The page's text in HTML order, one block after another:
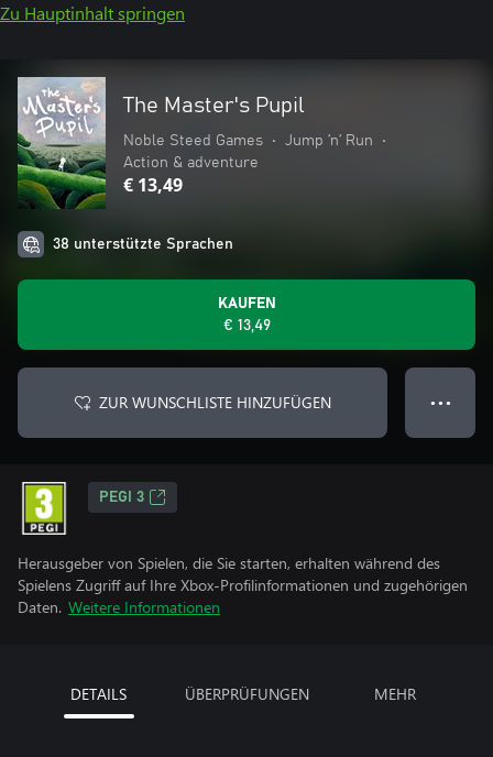
Zu Hauptinhalt springen
The Master's Pupil
Noble Steed Games • Jump ’n’ Run
•
Action & adventure
€ 13,49
38 unterstützte Sprachen
KAUFEN
€ 13,49
ZUR WUNSCHLISTE HINZUFÜGEN ● ● ●
PEGI 3
Herausgeber von Spielen, die Sie starten, erhalten während des
Spielens Zugriff auf Ihre Xbox-Profilinformationen und zugehörigen
Daten. Weitere Informationen
DETAILS ÜBERPRÜFUNGEN MEHR